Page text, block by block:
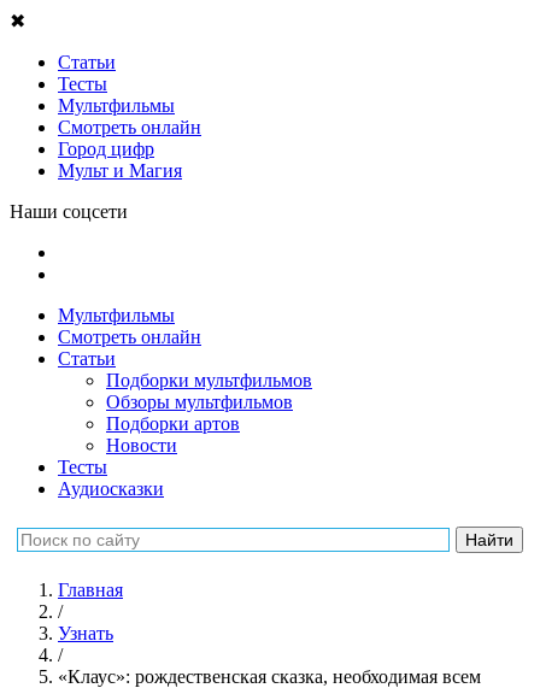
✖
Статьи
Тесты
Мультфильмы
Смотреть онлайн
Город цифр
Мульт и Магия
Наши соцсети
Мультфильмы
Смотреть онлайн
Статьи
Подборки мультфильмов
Обзоры мультфильмов
Подборки артов
Новости
Тесты
Аудиосказки
Главная
/
Узнать
/
«Клаус»: рождественская сказка, необходимая всем